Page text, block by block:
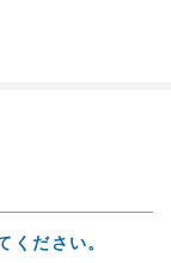
ください。